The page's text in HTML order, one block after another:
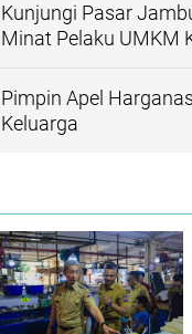
Kunjungi Pasar
Minat Pelaku UMKM
Pimpin Apel
Keluarga